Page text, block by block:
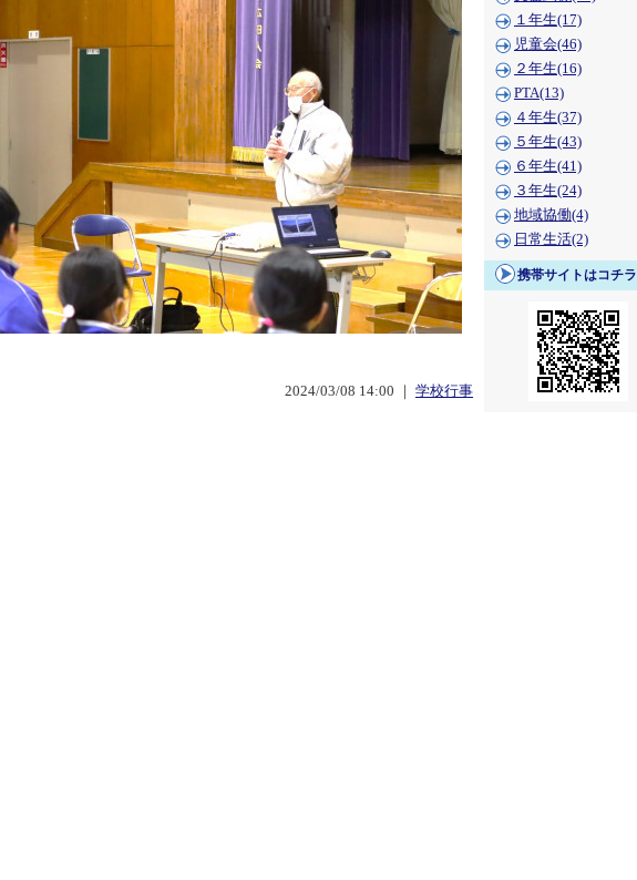
１年生(17)
児童会(46)
２年生(16)
PTA(13)
４年生(37)
５年生(43)
６年生(41)
３年生(24)
地域協働(4)
日常生活(2)
携帯サイトはコチラ
2024/03/08 14:00 ｜ 学校行事